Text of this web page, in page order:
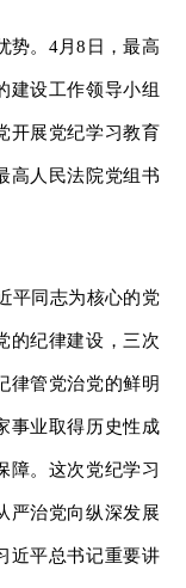
势。4月8日，最高
建设工作领导小组
开展党纪学习教育
高人民法院党组书
平同志为核心的党
的纪律建设，三次
律管党治党的鲜明
事业取得历史性成
障。这次党纪学习
严治党向纵深发展
近平总书记重要讲